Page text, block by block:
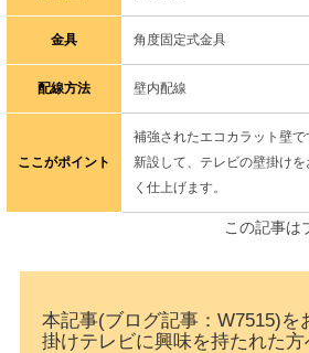
金具 角度固定式金具
配線方法 壁内配線
ここがポイント
補強されたエコカラット壁
新設して、テレビの壁掛け
く仕上げます。
この記事は
本記事(ブログ記事：W7515)を
掛けテレビに興味を持たれた方